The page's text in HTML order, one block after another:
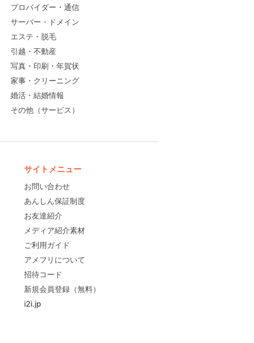
プロバイダー・通信
サーバー・ドメイン
エステ・脱毛
引越・不動産
写真・印刷・年賀状
家事・クリーニング
婚活・結婚情報
その他（サービス）
サイトメニュー
お問い合わせ
あんしん保証制度
お友達紹介
メディア紹介素材
ご利用ガイド
アメフリについて
招待コード
新規会員登録（無料）
i2i.jp